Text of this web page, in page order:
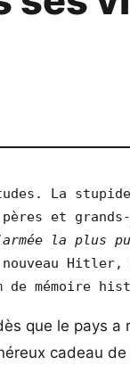
La
et grands-
la plus
Hitler,
de mémoire
que le pays
cadeau de